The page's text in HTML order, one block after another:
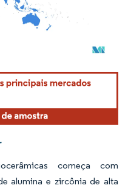
atribuição conforme CC BY 4.0.
começa com
alumina e zircônia de alta